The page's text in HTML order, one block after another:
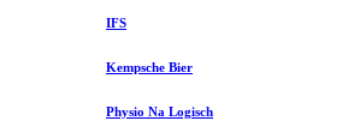
IFS
Kempsche Bier
Physio Na Logisch